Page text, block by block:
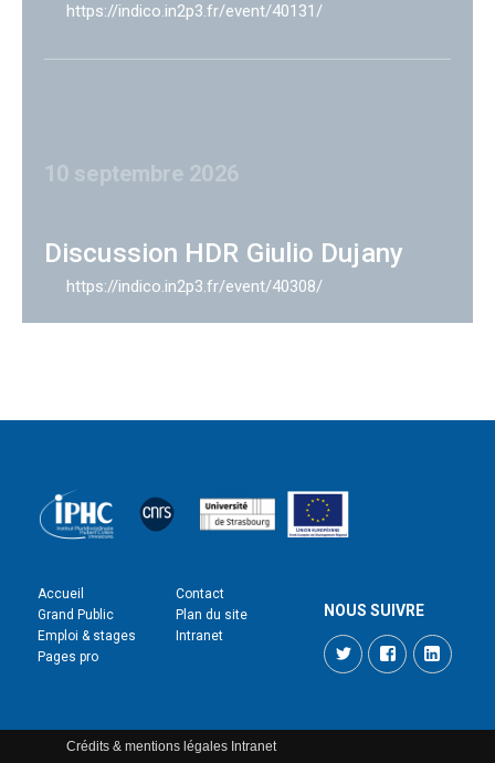
https://indico.in2p3.fr/event/40131/
10 septembre 2026
Discussion HDR Giulio Dujany
https://indico.in2p3.fr/event/40308/
Accueil
Grand Public
Emploi & stages
Pages pro
Contact
Plan du site
Intranet
NOUS SUIVRE
TwitterFacebook
Crédits & mentions légales Intranet